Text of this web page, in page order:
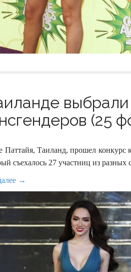
(25
Паттайя, Таиланд, прошел конкурс
съехалось 27 участниц из разных
→